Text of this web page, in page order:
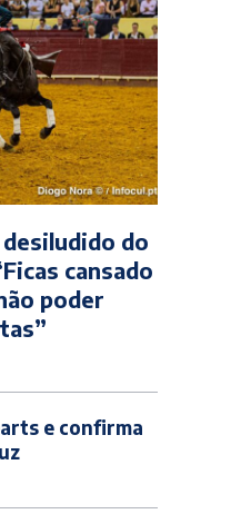
do
cansado
poder
e confirma